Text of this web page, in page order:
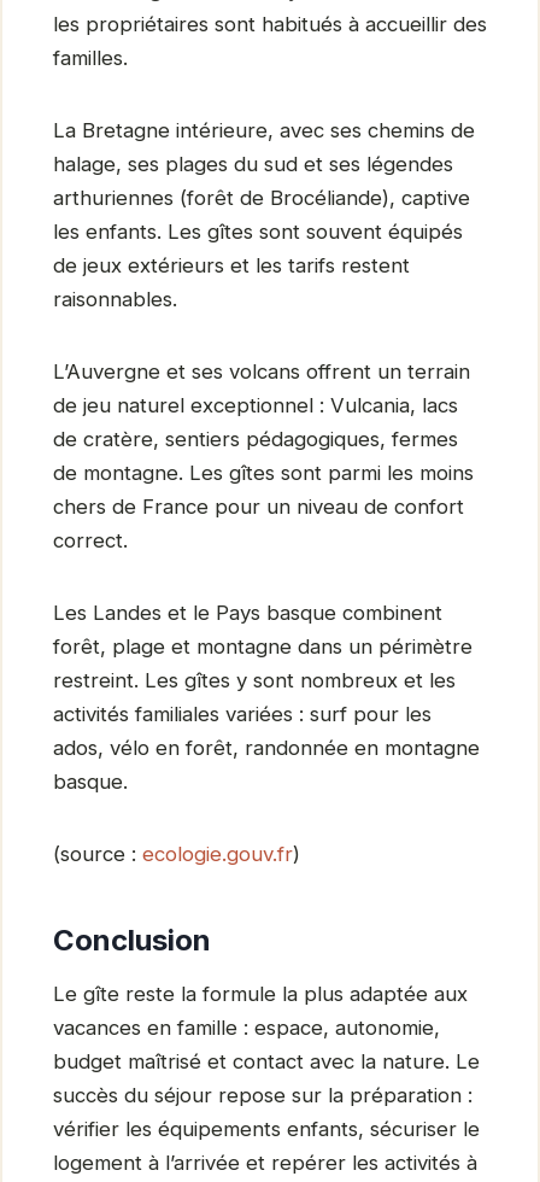
les propriétaires sont habitués à accueillir des
familles.
La Bretagne intérieure, avec ses chemins de
halage, ses plages du sud et ses légendes
arthuriennes (forêt de Brocéliande), captive
les enfants. Les gîtes sont souvent équipés
de jeux extérieurs et les tarifs restent
raisonnables.
L’Auvergne et ses volcans offrent un terrain
de jeu naturel exceptionnel : Vulcania, lacs
de cratère, sentiers pédagogiques, fermes
de montagne. Les gîtes sont parmi les moins
chers de France pour un niveau de confort
correct.
Les Landes et le Pays basque combinent
forêt, plage et montagne dans un périmètre
restreint. Les gîtes y sont nombreux et les
activités familiales variées : surf pour les
ados, vélo en forêt, randonnée en montagne
basque.
(source : ecologie.gouv.fr)
Conclusion
Le gîte reste la formule la plus adaptée aux
vacances en famille : espace, autonomie,
budget maîtrisé et contact avec la nature. Le
succès du séjour repose sur la préparation :
vérifier les équipements enfants, sécuriser le
logement à l’arrivée et repérer les activités à